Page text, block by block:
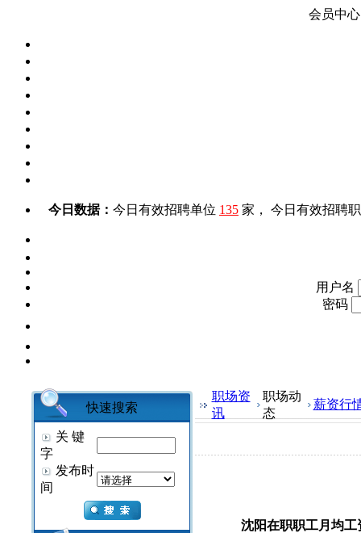
会员中心
今日数据： 今日有效招聘单位 135 家， 今日有效招聘
用户名
密码
快速搜索
关 键
字
发布时
间
职场资
讯
职场动
态
薪资行
沈阳在职职工月均工